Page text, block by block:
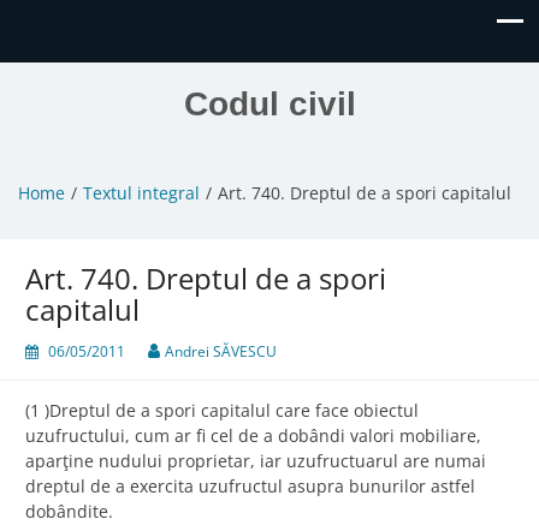
Codul civil
Home Textul integral Art. 740. Dreptul de a spori capitalul
Art. 740. Dreptul de a spori
capitalul
06/05/2011 Andrei SĂVESCU
(1 )Dreptul de a spori capitalul care face obiectul
uzufructului, cum ar fi cel de a dobândi valori mobiliare,
aparţine nudului proprietar, iar uzufructuarul are numai
dreptul de a exercita uzufructul asupra bunurilor astfel
dobândite.